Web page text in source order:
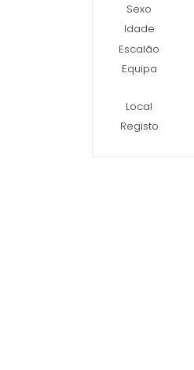
Sexo
Idade
Escalão
Equipa
Local
Registo